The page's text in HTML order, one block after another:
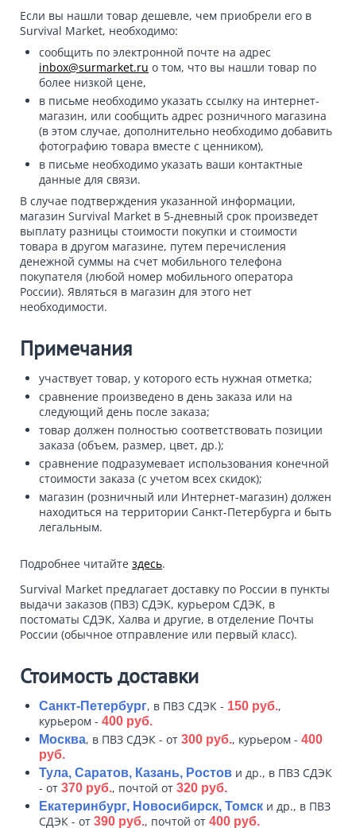
Если вы нашли товар дешевле, чем приобрели его в
Survival Market, необходимо:
сообщить по электронной почте на адрес
inbox@surmarket.ru о том, что вы нашли товар по
более низкой цене,
в письме необходимо указать ссылку на интернет-
магазин, или сообщить адрес розничного магазина
(в этом случае, дополнительно необходимо добавить
фотографию товара вместе с ценником),
в письме необходимо указать ваши контактные
данные для связи.
В случае подтверждения указанной информации,
магазин Survival Market в 5-дневный срок произведет
выплату разницы стоимости покупки и стоимости
товара в другом магазине, путем перечисления
денежной суммы на счет мобильного телефона
покупателя (любой номер мобильного оператора
России). Являться в магазин для этого нет
необходимости.
Примечания
участвует товар, у которого есть нужная отметка;
сравнение произведено в день заказа или на
следующий день после заказа;
товар должен полностью соответствовать позиции
заказа (объем, размер, цвет, др.);
сравнение подразумевает использования конечной
стоимости заказа (с учетом всех скидок);
магазин (розничный или Интернет-магазин) должен
находиться на территории Санкт-Петербурга и быть
легальным.
Подробнее читайте здесь.
Survival Market предлагает доставку по России в пункты
выдачи заказов (ПВЗ) СДЭК, курьером СДЭК, в
постоматы СДЭК, Халва и другие, в отделение Почты
России (обычное отправление или первый класс).
Стоимость доставки
Санкт-Петербург, в ПВЗ СДЭК - 150 руб.,
курьером - 400 руб.
Москва, в ПВЗ СДЭК - от 300 руб., курьером - 400
руб.
Тула, Саратов, Казань, Ростов и др., в ПВЗ СДЭК
- от 370 руб., почтой от 320 руб.
Екатеринбург, Новосибирск, Томск и др., в ПВЗ
СДЭК - от 390 руб., почтой от 400 руб.